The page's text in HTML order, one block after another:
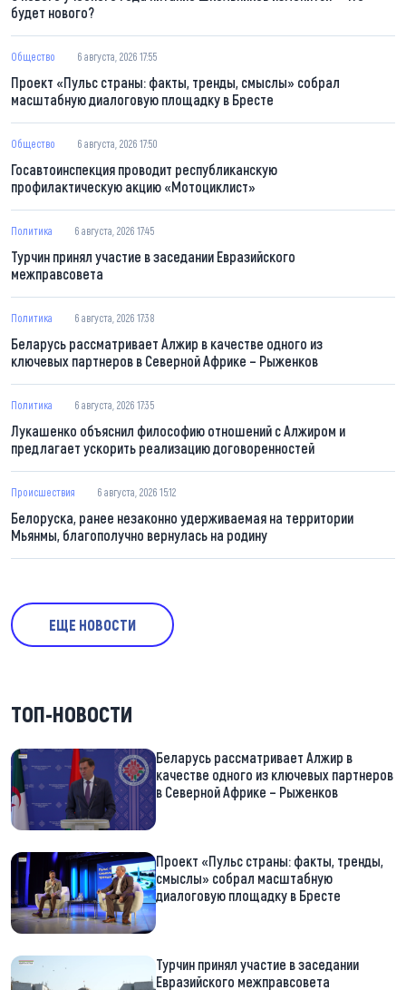
будет нового?
Общество 6 августа, 2026 17:55
Проект «Пульс страны: факты, тренды, смыслы» собрал
масштабную диалоговую площадку в Бресте
Общество 6 августа, 2026 17:50
Госавтоинспекция проводит республиканскую
профилактическую акцию «Мотоциклист»
Политика 6 августа, 2026 17:45
Турчин принял участие в заседании Евразийского
межправсовета
Политика 6 августа, 2026 17:38
Беларусь рассматривает Алжир в качестве одного из
ключевых партнеров в Северной Африке – Рыженков
Политика 6 августа, 2026 17:35
Лукашенко объяснил философию отношений с Алжиром и
предлагает ускорить реализацию договоренностей
Происшествия 6 августа, 2026 15:12
Белоруска, ранее незаконно удерживаемая на территории
Мьянмы, благополучно вернулась на родину
ЕЩЕ НОВОСТИ
ТОП-НОВОСТИ
Беларусь рассматривает Алжир в
качестве одного из ключевых партнеров
в Северной Африке – Рыженков
Проект «Пульс страны: факты, тренды,
смыслы» собрал масштабную
диалоговую площадку в Бресте
Турчин принял участие в заседании
Евразийского межправсовета